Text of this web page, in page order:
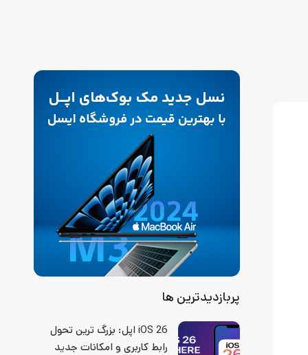
پربازدیدترین ها
iOS 26 اپل: بزرگ‌ ترین تحول
رابط کاربری و امکانات جدید